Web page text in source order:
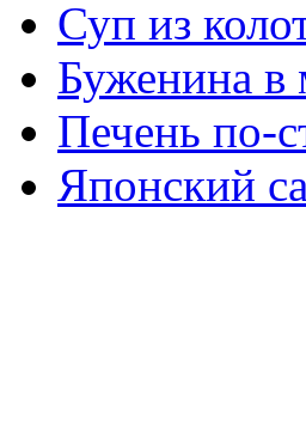
Суп из
Буженина в
Печень по-
Японский